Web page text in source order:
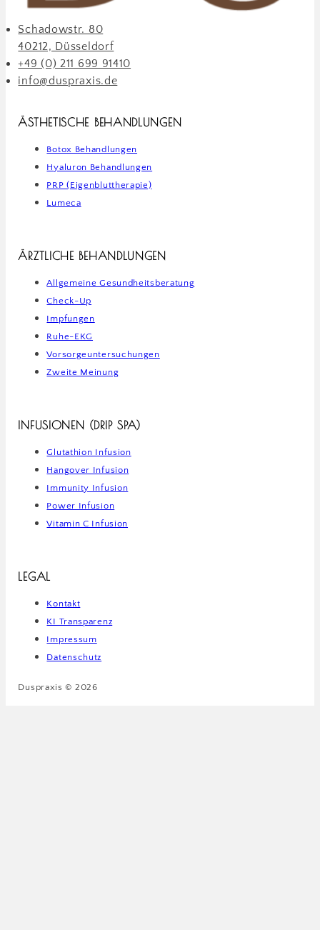
Schadowstr. 80
40212, Düsseldorf
+49 (0) 211 699 91410
info@duspraxis.de
ÄSTHETISCHE BEHANDLUNGEN
Botox Behandlungen
Hyaluron Behandlungen
PRP (Eigenbluttherapie)
Lumeca
ÄRZTLICHE BEHANDLUNGEN
Allgemeine Gesundheitsberatung
Check-Up
Impfungen
Ruhe-EKG
Vorsorgeuntersuchungen
Zweite Meinung
INFUSIONEN (DRIP SPA)
Glutathion Infusion
Hangover Infusion
Immunity Infusion
Power Infusion
Vitamin C Infusion
LEGAL
Kontakt
KI Transparenz
Impressum
Datenschutz
Duspraxis © 2026